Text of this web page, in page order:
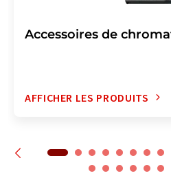
Accessoires de
AFFICHER LES PRODUITS